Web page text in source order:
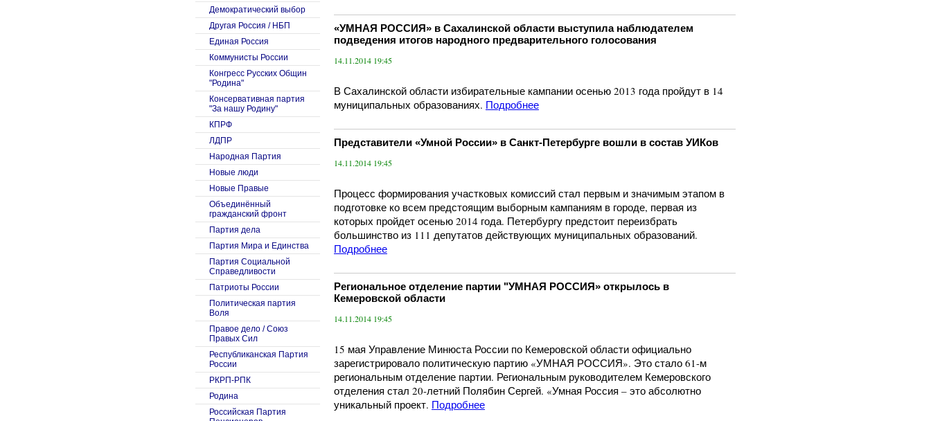
«УМНАЯ РОССИЯ» в Сахалинской области выступила наблюдателем
подведения итогов народного предварительного голосования
14.11.2014 19:45
В Сахалинской области избирательные кампании осенью 2013 года пройдут в 14
муниципальных образованиях. Подробнее
Представители «Умной России» в Санкт-Петербурге вошли в состав УИКов
14.11.2014 19:45
Процесс формирования участковых комиссий стал первым и значимым этапом в
подготовке ко всем предстоящим выборным кампаниям в городе, первая из
которых пройдет осенью 2014 года. Петербургу предстоит переизбрать
большинство из 111 депутатов действующих муниципальных образований.
Подробнее
Региональное отделение партии "УМНАЯ РОССИЯ» открылось в
Кемеровской области
14.11.2014 19:45
15 мая Управление Минюста России по Кемеровской области официально
зарегистрировало политическую партию «УМНАЯ РОССИЯ». Это стало 61-м
региональным отделение партии. Региональным руководителем Кемеровского
отделения стал 20-летний Полябин Сергей. «Умная Россия – это абсолютно
уникальный проект. Подробнее
Демократический выбор
Другая Россия / НБП
Единая Россия
Коммунисты России
Конгресс Русских Общин
"Родина"
Консервативная партия
"За нашу Родину"
КПРФ
ЛДПР
Народная Партия
Новые люди
Новые Правые
Объединённый
гражданский фронт
Партия дела
Партия Мира и Единства
Партия Социальной
Справедливости
Патриоты России
Политическая партия
Воля
Правое дело / Союз
Правых Сил
Республиканская Партия
России
РКРП-РПК
Родина
Российская Партия